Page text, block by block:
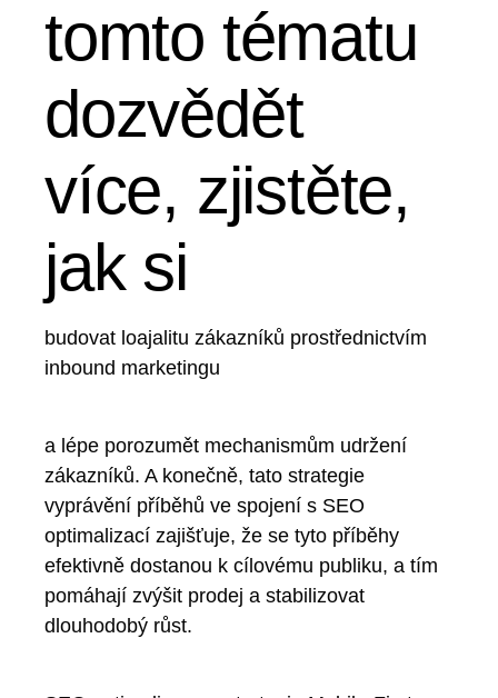
tomto tématu
dozvědět
více, zjistěte,
jak si
budovat loajalitu zákazníků prostřednictvím
inbound marketingu
a lépe porozumět mechanismům udržení
zákazníků. A konečně, tato strategie
vyprávění příběhů ve spojení s SEO
optimalizací zajišťuje, že se tyto příběhy
efektivně dostanou k cílovému publiku, a tím
pomáhají zvýšit prodej a stabilizovat
dlouhodobý růst.